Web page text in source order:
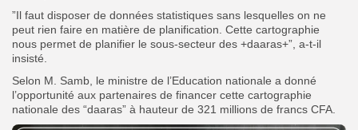
”Il faut disposer de données statistiques sans lesquelles on ne
peut rien faire en matière de planification. Cette cartographie
nous permet de planifier le sous-secteur des +daaras+”, a-t-il
insisté.
Selon M. Samb, le ministre de l’Education nationale a donné
l’opportunité aux partenaires de financer cette cartographie
nationale des “daaras” à hauteur de 321 millions de francs CFA.